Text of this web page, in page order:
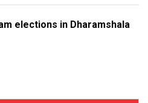
elections in Dharamshala